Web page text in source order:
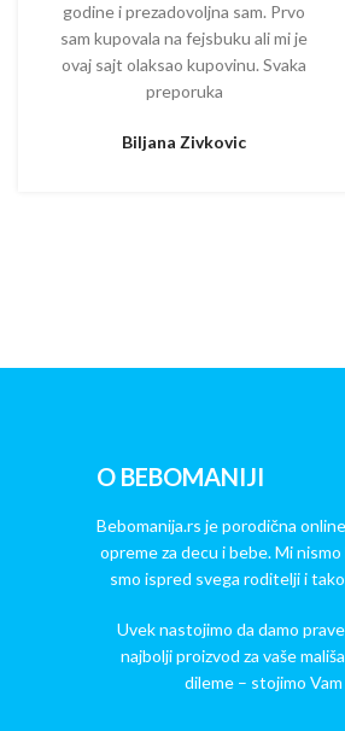
godine i prezadovoljna sam. Prvo
sam kupovala na fejsbuku ali mi je
ovaj sajt olaksao kupovinu. Svaka
preporuka
Biljana Zivkovic
O BEBOMANIJI
Bebomanija.rs je porodična
opreme za decu i bebe. Mi
smo ispred svega roditelji i
Uvek nastojimo da damo
najbolji proizvod za vaše
dileme – stojimo